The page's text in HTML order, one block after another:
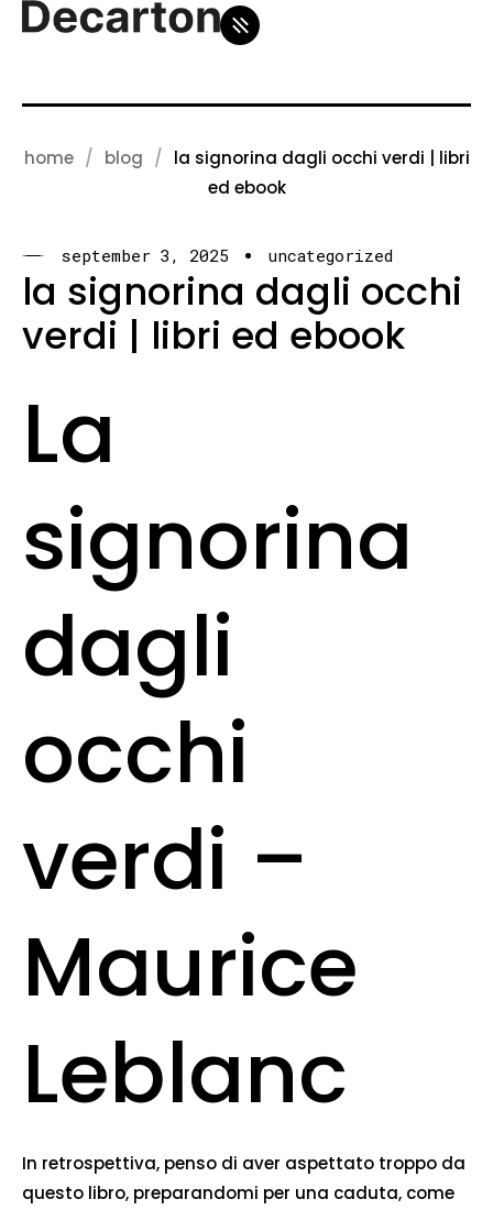
home blog
la signorina dagli occhi verdi | libri
ed ebook
september 3, 2025 uncategorized
la signorina dagli occhi
verdi | libri ed ebook
La
signorina
dagli
occhi
verdi –
Maurice
Leblanc
In retrospettiva, penso di aver aspettato troppo da
questo libro, preparandomi per una caduta, come